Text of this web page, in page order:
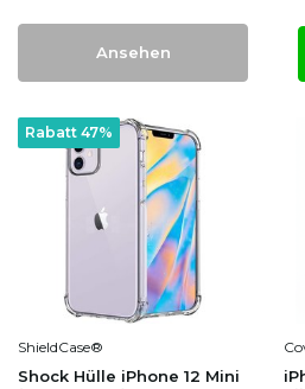
Ansehen
Rabatt 47%
ShieldCase®
Shock Hülle iPhone 12 Mini